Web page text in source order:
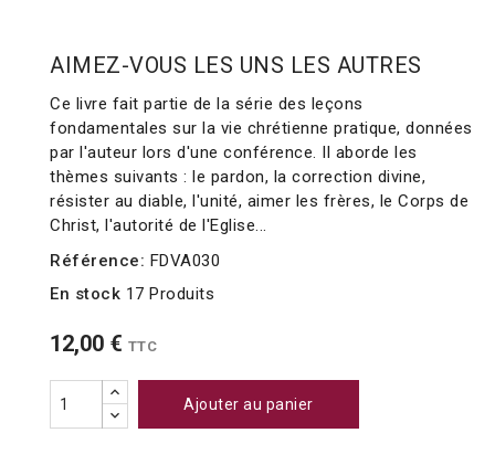
AIMEZ-VOUS LES UNS LES AUTRES
Ce livre fait partie de la série des leçons
fondamentales sur la vie chrétienne pratique, données
par l'auteur lors d'une conférence. Il aborde les
thèmes suivants : le pardon, la correction divine,
résister au diable, l'unité, aimer les frères, le Corps de
Christ, l'autorité de l'Eglise...
Référence: FDVA030
En stock 17 Produits
12,00 € TTC
Ajouter au panier